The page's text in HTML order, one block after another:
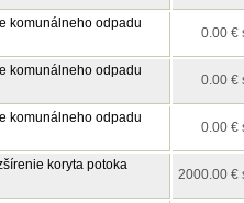
komunálneho odpadu
0.00 €
komunálneho odpadu
0.00 €
komunálneho odpadu
0.00 €
koryta potoka
2000.00 €